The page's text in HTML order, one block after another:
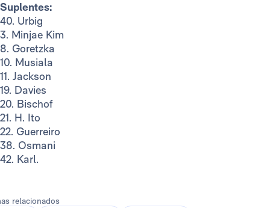
Suplentes:
40. Urbig
3. Minjae Kim
8. Goretzka
10. Musiala
11. Jackson
19. Davies
20. Bischof
21. H. Ito
22. Guerreiro
38. Osmani
42. Karl.
relacionados